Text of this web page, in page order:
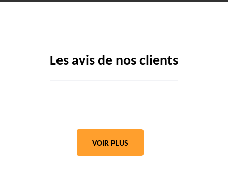
Les avis de nos clients
VOIR PLUS